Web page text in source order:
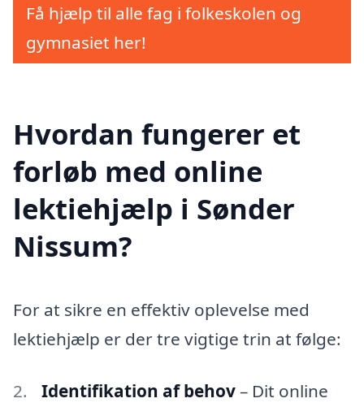
Få hjælp til alle fag i folkeskolen og
gymnasiet her!
Hvordan fungerer et
forløb med online
lektiehjælp i Sønder
Nissum?
For at sikre en effektiv oplevelse med
lektiehjælp er der tre vigtige trin at følge:
Identifikation af behov– Dit online